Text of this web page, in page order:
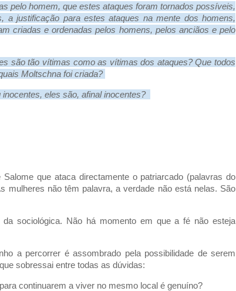
pelo homem, que estes ataques foram tornados possíveis,
a justificação para estes ataques na mente dos homens,
criadas e ordenadas pelos homens, pelos anciãos e pelo
são tão vítimas como as vítimas dos ataques? Que todos
Moltschna foi criada?
eles são, afinal inocentes?
que ataca directamente o patriarcado (palavras do
mulheres não têm palavra, a verdade não está nelas. São
sociológica. Não há momento em que a fé não esteja
a percorrer é assombrado pela possibilidade de serem
sobressai entre todas as dúvidas:
continuarem a viver no mesmo local é genuíno?